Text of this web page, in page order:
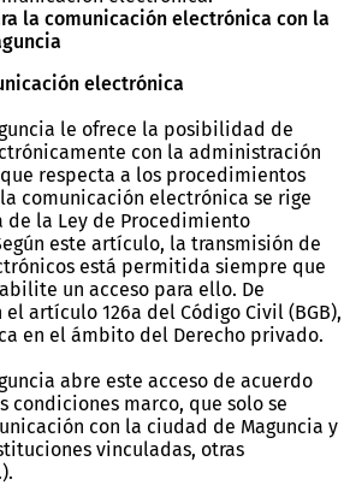
la comunicación electrónica con la
electrónica
le ofrece la posibilidad de
con la administración
respecta a los procedimientos
comunicación electrónica se rige
de la Ley de Procedimiento
este artículo, la transmisión de
está permitida siempre que
un acceso para ello. De
artículo 126a del Código Civil (BGB),
en el ámbito del Derecho privado.
abre este acceso de acuerdo
condiciones marco, que solo se
con la ciudad de Maguncia y
vinculadas, otras